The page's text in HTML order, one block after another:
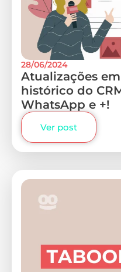
28/06/2024
Atualizações
histórico do
WhatsApp e +!
Ver post